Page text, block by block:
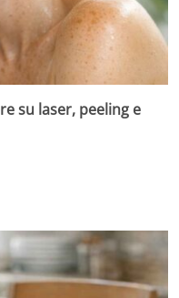
su laser, peeling e